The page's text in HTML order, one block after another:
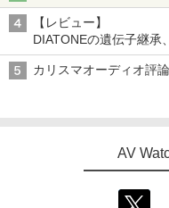
【レビュー】
DIATONEの遺伝子継承
音”Tecnologia e Cuore
カリスマオーディオ評
AV